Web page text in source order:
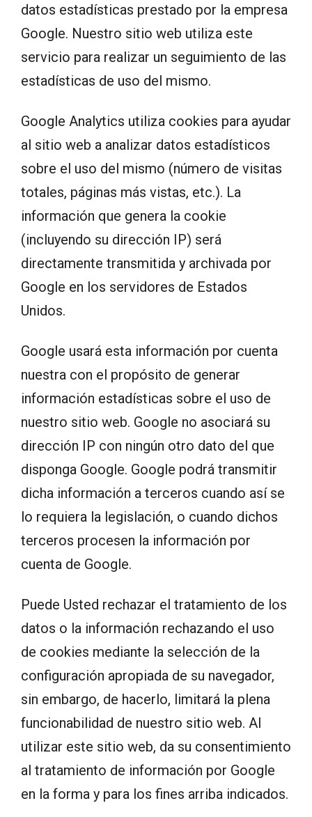
datos estadísticas prestado por la empresa
Google. Nuestro sitio web utiliza este
servicio para realizar un seguimiento de las
estadísticas de uso del mismo.
Google Analytics utiliza cookies para ayudar
al sitio web a analizar datos estadísticos
sobre el uso del mismo (número de visitas
totales, páginas más vistas, etc.). La
información que genera la cookie
(incluyendo su dirección IP) será
directamente transmitida y archivada por
Google en los servidores de Estados
Unidos.
Google usará esta información por cuenta
nuestra con el propósito de generar
información estadísticas sobre el uso de
nuestro sitio web. Google no asociará su
dirección IP con ningún otro dato del que
disponga Google. Google podrá transmitir
dicha información a terceros cuando así se
lo requiera la legislación, o cuando dichos
terceros procesen la información por
cuenta de Google.
Puede Usted rechazar el tratamiento de los
datos o la información rechazando el uso
de cookies mediante la selección de la
configuración apropiada de su navegador,
sin embargo, de hacerlo, limitará la plena
funcionabilidad de nuestro sitio web. Al
utilizar este sitio web, da su consentimiento
al tratamiento de información por Google
en la forma y para los fines arriba indicados.